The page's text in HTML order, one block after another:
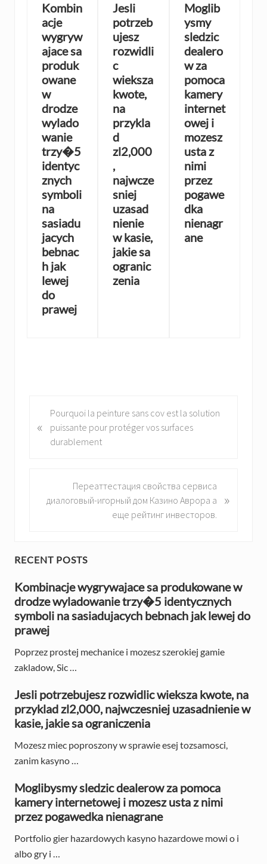
Kombin
acje
wygryw
ajace sa
produk
owane
w
drodze
wylado
wanie
trzy�5
identyc
znych
symboli
na
sasiadu
jacych
bebnac
h jak
lewej
do
prawej
Jesli
potrzeb
ujesz
rozwidli
c
wieksza
kwote,
na
przykla
d
zl2,000
,
najwcze
sniej
uzasad
nienie
w kasie,
jakie sa
ogranic
zenia
Moglib
ysmy
sledzic
dealero
w za
pomoca
kamery
internet
owej i
mozesz
usta z
nimi
przez
pogawe
dka
nienagr
ane
r
s
:
«
Pourquoi la peinture sans cov est la solution
puissante pour protéger vos surfaces
durablement
o
t
:
Переаттестация свойства сервиса
диалоговый-игорный дом Казино Аврора а
еще рейтинг инвесторов.
»
P
r
i
m
a
r
y
S
i
d
e
b
a
r
RECENT POSTS
Kombinacje wygrywajace sa produkowane w
drodze wyladowanie trzy�5 identycznych
symboli na sasiadujacych bebnach jak lewej do
prawej
Poprzez prostej mechanice i mozesz szerokiej gamie
zakladow, Sic …
Jesli potrzebujesz rozwidlic wieksza kwote, na
przyklad zl2,000, najwczesniej uzasadnienie w
kasie, jakie sa ograniczenia
Mozesz miec poproszony w sprawie esej tozsamosci,
zanim kasyno …
Moglibysmy sledzic dealerow za pomoca
kamery internetowej i mozesz usta z nimi
przez pogawedka nienagrane
Portfolio gier hazardowych kasyno hazardowe mowi o i
albo gry i …